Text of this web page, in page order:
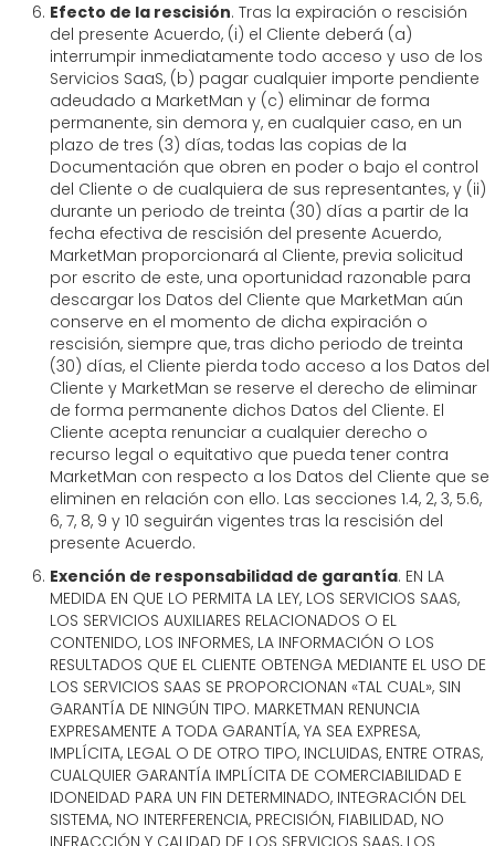
Efecto de la rescisión. Tras la expiración o rescisión
del presente Acuerdo, (i) el Cliente deberá (a)
interrumpir inmediatamente todo acceso y uso de los
Servicios SaaS, (b) pagar cualquier importe pendiente
adeudado a MarketMan y (c) eliminar de forma
permanente, sin demora y, en cualquier caso, en un
plazo de tres (3) días, todas las copias de la
Documentación que obren en poder o bajo el control
del Cliente o de cualquiera de sus representantes, y (ii)
durante un periodo de treinta (30) días a partir de la
fecha efectiva de rescisión del presente Acuerdo,
MarketMan proporcionará al Cliente, previa solicitud
por escrito de este, una oportunidad razonable para
descargar los Datos del Cliente que MarketMan aún
conserve en el momento de dicha expiración o
rescisión, siempre que, tras dicho periodo de treinta
(30) días, el Cliente pierda todo acceso a los Datos del
Cliente y MarketMan se reserve el derecho de eliminar
de forma permanente dichos Datos del Cliente. El
Cliente acepta renunciar a cualquier derecho o
recurso legal o equitativo que pueda tener contra
MarketMan con respecto a los Datos del Cliente que se
eliminen en relación con ello. Las secciones 1.4, 2, 3, 5.6,
6, 7, 8, 9 y 10 seguirán vigentes tras la rescisión del
presente Acuerdo.
Exención de responsabilidad de garantía. EN LA
MEDIDA EN QUE LO PERMITA LA LEY, LOS SERVICIOS SAAS,
LOS SERVICIOS AUXILIARES RELACIONADOS O EL
CONTENIDO, LOS INFORMES, LA INFORMACIÓN O LOS
RESULTADOS QUE EL CLIENTE OBTENGA MEDIANTE EL USO DE
LOS SERVICIOS SAAS SE PROPORCIONAN «TAL CUAL», SIN
GARANTÍA DE NINGÚN TIPO. MARKETMAN RENUNCIA
EXPRESAMENTE A TODA GARANTÍA, YA SEA EXPRESA,
IMPLÍCITA, LEGAL O DE OTRO TIPO, INCLUIDAS, ENTRE OTRAS,
CUALQUIER GARANTÍA IMPLÍCITA DE COMERCIABILIDAD E
IDONEIDAD PARA UN FIN DETERMINADO, INTEGRACIÓN DEL
SISTEMA, NO INTERFERENCIA, PRECISIÓN, FIABILIDAD, NO
INFRACCIÓN Y CALIDAD DE LOS SERVICIOS SAAS, LOS